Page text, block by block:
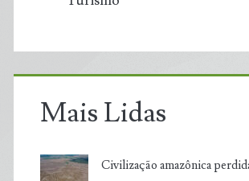
Mais Lidas
Civilização amazônica